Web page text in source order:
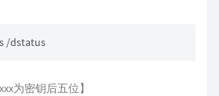
/dstatus
为密钥后五位】